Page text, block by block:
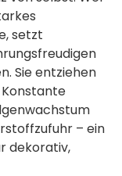
setzt
Sie entziehen
– ein
dekorativ,